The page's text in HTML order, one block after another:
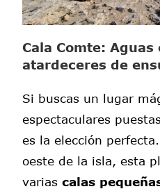
Cala Comte:
atardeceres de
Si buscas un lugar
espectaculares
es la elección
oeste de la isla, esta
variascalas